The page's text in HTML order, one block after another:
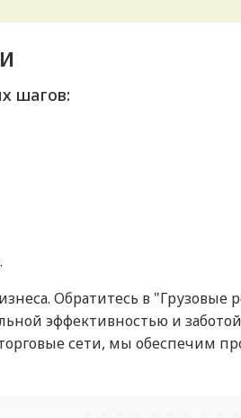
шагов:
Обратитесь в "Грузовые
эффективностью и
торговые сети, мы обеспечим